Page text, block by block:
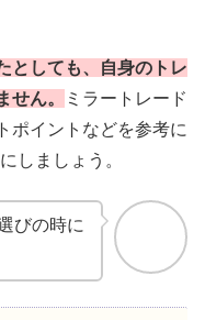
としても、自身のトレ
せん。
ミラートレード
ポイントなどを参考に
しましょう。
びの時に